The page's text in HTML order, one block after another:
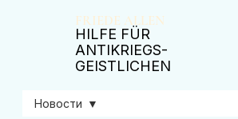
FRIEDE ALLEN
​HILFE FÜR
ANTIKRIEGS-
GEISTLICHEN
Новости